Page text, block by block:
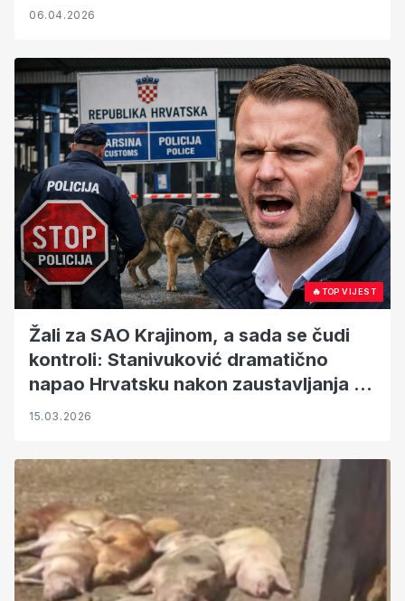
06.04.2026
🔥TOP VIJEST
Žali za SAO Krajinom, a sada se čudi
kontroli: Stanivuković dramatično
napao Hrvatsku nakon zaustavljanja na
granici
15.03.2026